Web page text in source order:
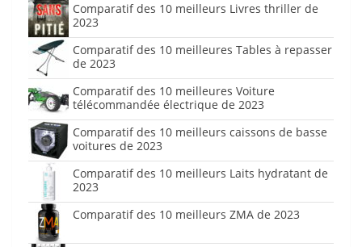
Comparatif des 10 meilleurs Livres thriller de
2023
Comparatif des 10 meilleures Tables à repasser
de 2023
Comparatif des 10 meilleures Voiture
télécommandée électrique de 2023
Comparatif des 10 meilleurs caissons de basse
voitures de 2023
Comparatif des 10 meilleurs Laits hydratant de
2023
Comparatif des 10 meilleurs ZMA de 2023